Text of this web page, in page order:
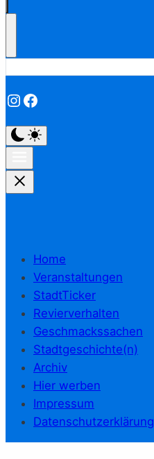
Instagram
Facebook
Home
Veranstaltungen
StadtTicker
Revierverhalten
Geschmackssachen
Stadtgeschichte(n)
Archiv
Hier werben
Impressum
Datenschutzerklärung